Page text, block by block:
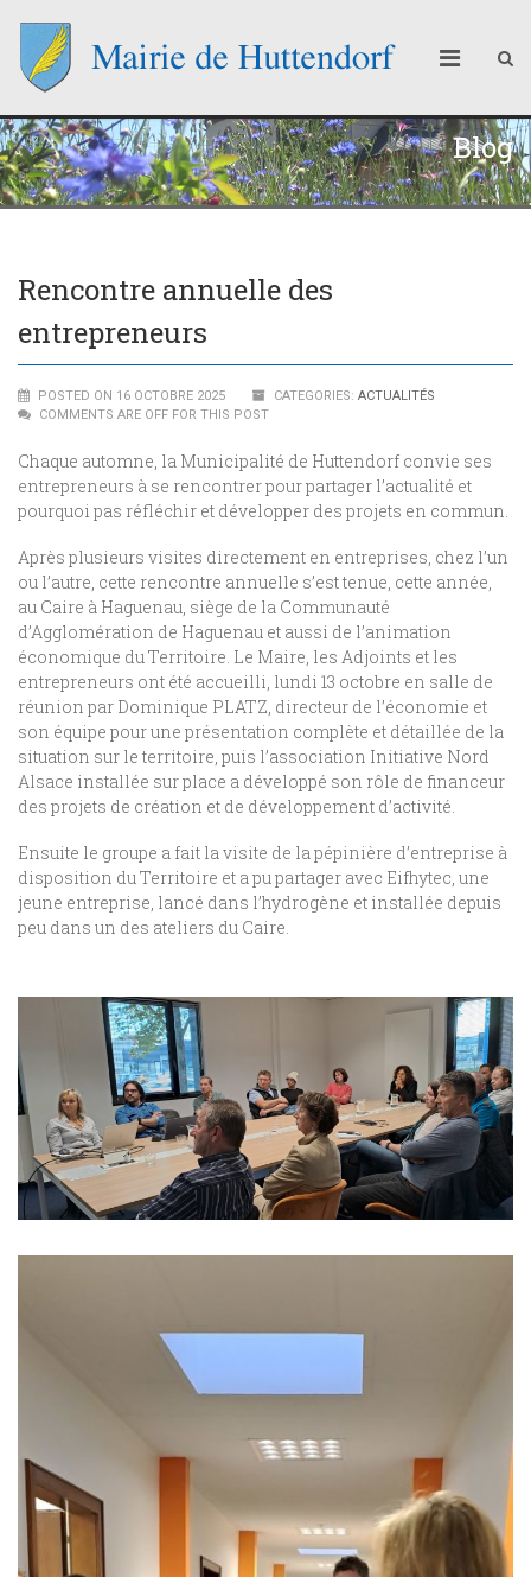
Blog
Rencontre annuelle des
entrepreneurs
POSTED ON 16 OCTOBRE 2025 CATEGORIES: ACTUALITÉS
COMMENTS ARE OFF FOR THIS POST
Chaque automne, la Municipalité de Huttendorf convie ses
entrepreneurs à se rencontrer pour partager l’actualité et
pourquoi pas réfléchir et développer des projets en commun.
Après plusieurs visites directement en entreprises, chez l’un
ou l’autre, cette rencontre annuelle s’est tenue, cette année,
au Caire à Haguenau, siège de la Communauté
d’Agglomération de Haguenau et aussi de l’animation
économique du Territoire. Le Maire, les Adjoints et les
entrepreneurs ont été accueilli, lundi 13 octobre en salle de
réunion par Dominique PLATZ, directeur de l’économie et
son équipe pour une présentation complète et détaillée de la
situation sur le territoire, puis l’association Initiative Nord
Alsace installée sur place a développé son rôle de financeur
des projets de création et de développement d’activité.
Ensuite le groupe a fait la visite de la pépinière d’entreprise à
disposition du Territoire et a pu partager avec Eifhytec, une
jeune entreprise, lancé dans l’hydrogène et installée depuis
peu dans un des ateliers du Caire.